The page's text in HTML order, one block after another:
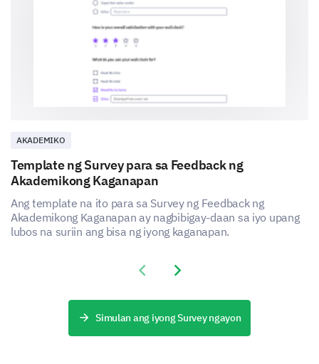
AKADEMIKO
Template ng Survey para sa Feedback ng
Akademikong Kaganapan
Ang template na ito para sa Survey ng Feedback ng
Akademikong Kaganapan ay nagbibigay-daan sa iyo upang
lubos na suriin ang bisa ng iyong kaganapan.
Previous slide
Next slide
Simulan ang iyong Survey ngayon